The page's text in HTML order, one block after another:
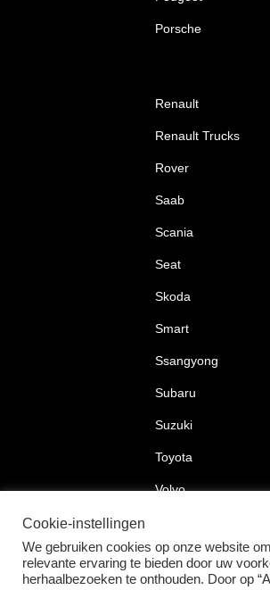
Porsche
Renault
Renault Trucks
Rover
Saab
Scania
Seat
Skoda
Smart
Ssangyong
Subaru
Suzuki
Toyota
Volvo
Cookie-instellingen
We gebruiken cookies op onze website
relevante ervaring te bieden door uw
herhaalbezoeken te onthouden. Door op